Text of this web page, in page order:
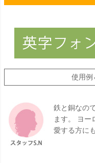
使用例
鉄と銅なの
ます。 ヨー
愛する方に